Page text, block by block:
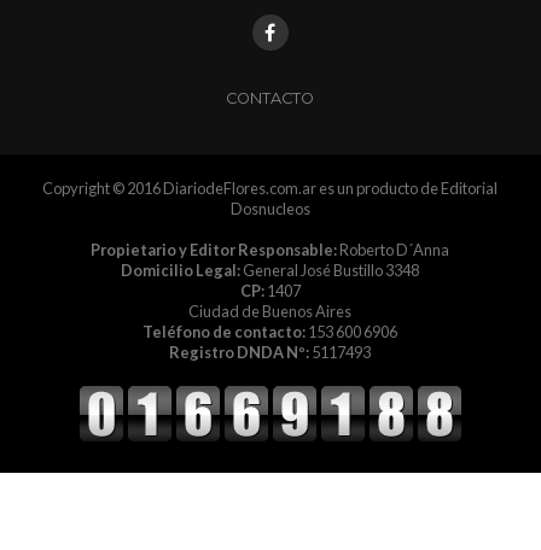
CONTACTO
Copyright © 2016 DiariodeFlores.com.ar es un producto de Editorial
Dosnucleos
Propietario y Editor Responsable:Roberto D´Anna
Domicilio Legal:General José Bustillo 3348
CP:1407
Ciudad de Buenos Aires
Teléfono de contacto:153 600 6906
Registro DNDA Nº:5117493